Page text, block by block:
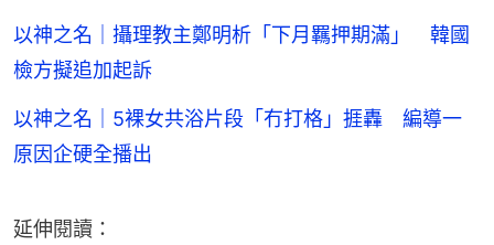
以神之名｜攝理教主鄭明析「下月羈押期滿」 韓國
檢方擬追加起訴
以神之名｜5裸女共浴片段「冇打格」捱轟 編導一
原因企硬全播出
延伸閱讀：